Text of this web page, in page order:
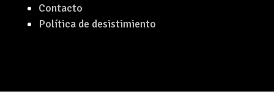
Contacto
Política de desistimiento